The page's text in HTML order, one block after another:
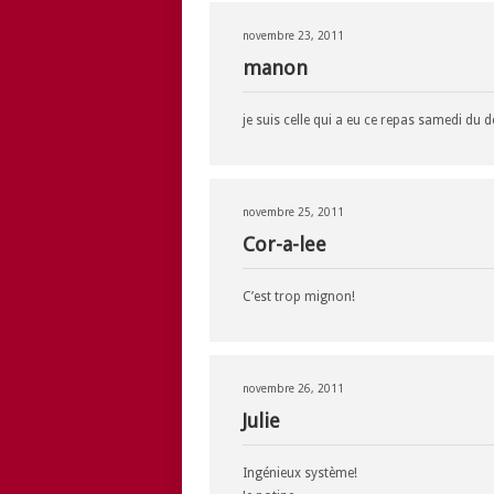
novembre 23, 2011
manon
je suis celle qui a eu ce repas samedi du
novembre 25, 2011
Cor-a-lee
C’est trop mignon!
novembre 26, 2011
Julie
Ingénieux système!